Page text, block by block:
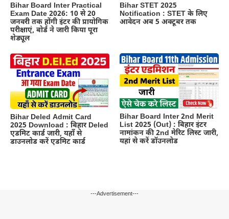
Bihar Board Inter Practical
Exam Date 2026: 10 से 20
जनवरी तक होंगी इंटर की प्रायोगिक
परीक्षाएं, बोर्ड ने जारी किया पूरा
शेड्यूल
Bihar STET 2025
Notification : STET के लिए
आवेदन अब 5 अक्टूबर तक
Bihar Deled Admit Card
2025 Download : बिहार Deled
एडमिट कार्ड जारी, यहाँ से
डाउनलोड करें एडमिट कार्ड
Bihar Board Inter 2nd Merit
List 2025 (Out) : बिहार इंटर
नामांकन की 2nd मेरिट लिस्ट जारी,
यहां से करें डॉउनलोड
---Advertisement---